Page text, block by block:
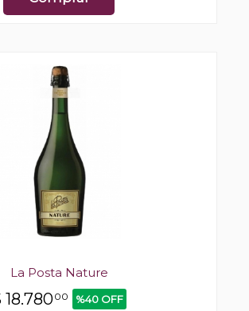
La Posta Nature
18.78000 %40 OFF